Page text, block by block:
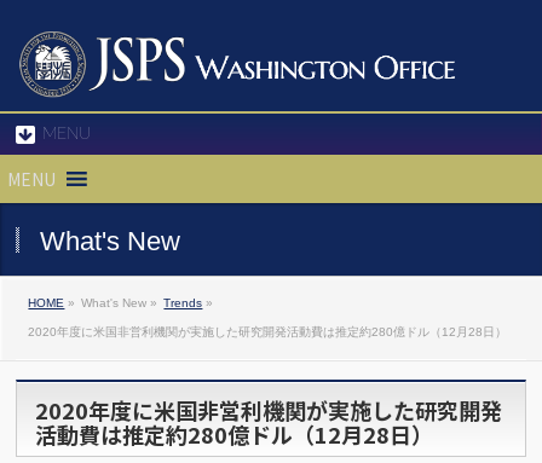
MENU
MENU
What's New
HOME » What's New » Trends »
2020年度に米国非営利機関が実施した研究開発活動費は推定約280億ドル（12月28日）
2020年度に米国非営利機関が実施した研究開発
活動費は推定約280億ドル（12月28日）